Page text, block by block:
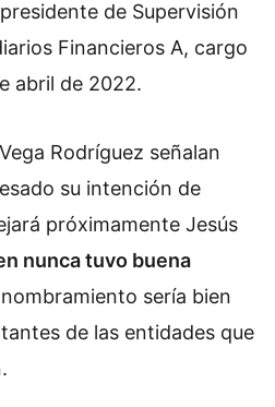
de Supervisión
Financieros A, cargo
abril de 2022.
Rodríguez señalan
su intención de
próximamente Jesús
nunca tuvo buena
sería bien
de las entidades que